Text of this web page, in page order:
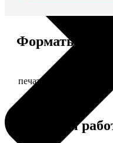
Форматы и
печать фото на холсте
Примеры